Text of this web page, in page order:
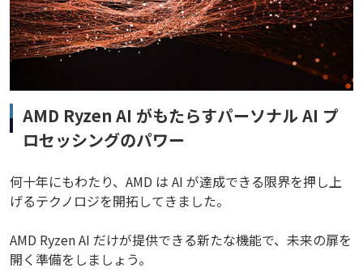
AMD Ryzen AI がもたらすパーソナル AI プ
ロセッシングのパワー
何十年にもわたり、AMD は AI が達成できる限界を押し上
げるテクノロジを開拓してきました。
AMD Ryzen AI だけが提供できる新たな機能で、未来の扉を
開く準備をしましょう。